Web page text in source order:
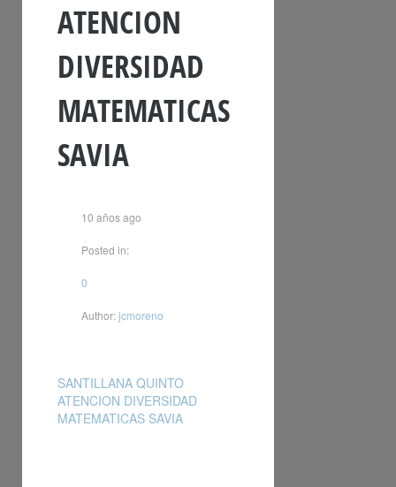
ATENCION
DIVERSIDAD
MATEMATICAS
SAVIA
10 años ago
Posted in:
0
Author:jcmoreno
SANTILLANA QUINTO
ATENCION DIVERSIDAD
MATEMATICAS SAVIA